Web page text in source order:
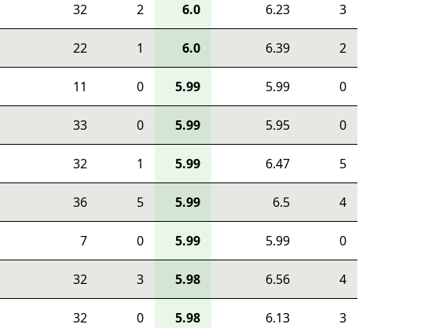
32 2 6.0 6.23 3
22 1 6.0 6.39 2
11 0 5.99 5.99 0
33 0 5.99 5.95 0
32 1 5.99 6.47 5
36 5 5.99 6.5 4
7 0 5.99 5.99 0
32 3 5.98 6.56 4
32 0 5.98 6.13 3